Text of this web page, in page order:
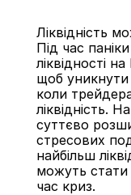
Ліквідність
Під час
ліквідності
щоб уникнути
коли
ліквідність.
суттєво
стресових
найбільш
можуть стати
час криз.